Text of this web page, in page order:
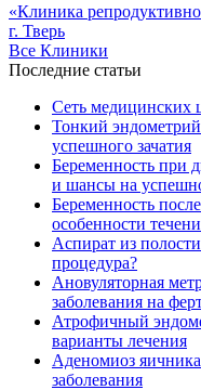
«Клиника
г. Тверь
Все Клиники
Последние статьи
Сеть медицинских
Тонкий эндометрий
успешного зачатия
Беременность при
и шансы на
Беременность
особенности
Аспират из
процедура?
Ановуляторная
заболевания на
Атрофичный
варианты лечения
Аденомиоз
заболевания